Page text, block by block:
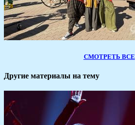
СМОТРЕТЬ ВСЕ
Другие материалы на тему